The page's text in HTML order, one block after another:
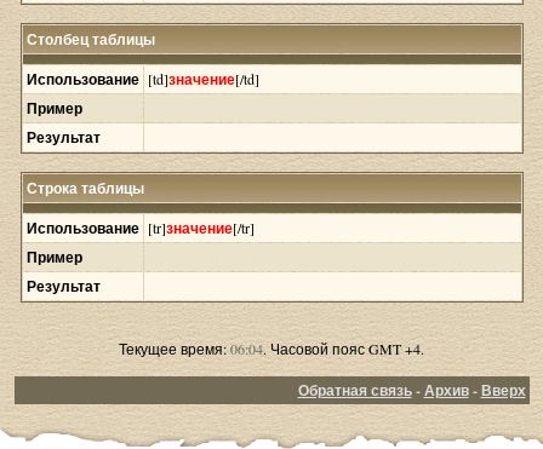
Столбец таблицы
Использование [td]значение[/td]
Пример
Результат
Строка таблицы
Использование [tr]значение[/tr]
Пример
Результат
Текущее время:06:04. Часовой пояс GMT +4.
Обратная связь-Архив-Вверх